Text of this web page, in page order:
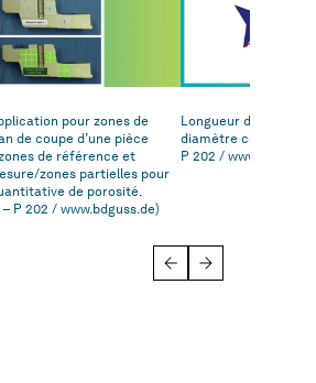
pour zones de
de coupe d’une pièce
de référence et
zones partielles pour
de porosité.
– P 202 / www.bdguss.de)
Longueur de pore (=
diamètre comparatif
P 202 /